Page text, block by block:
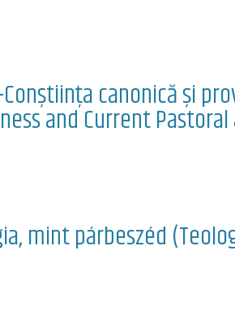
Conștiința canonică și
and Current
mint párbeszéd